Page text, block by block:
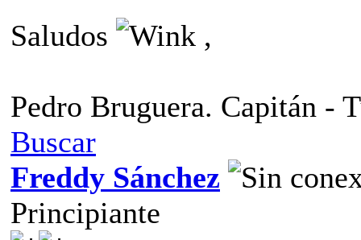
Saludos ,
Pedro Bruguera. Capitán -
Buscar
Freddy Sánchez
Principiante